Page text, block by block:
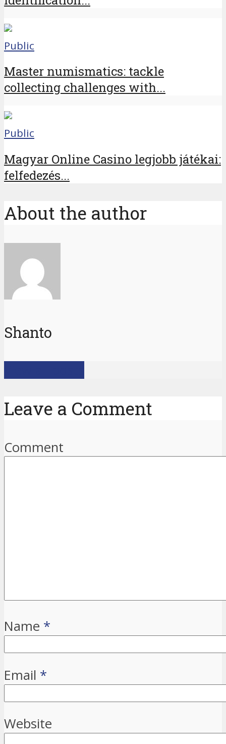
Public
Master numismatics: tackle
collecting challenges with...
Public
Magyar Online Casino legjobb játékai:
felfedezés...
About the author
Shanto
Leave a Comment
Comment
Name *
Email *
Website